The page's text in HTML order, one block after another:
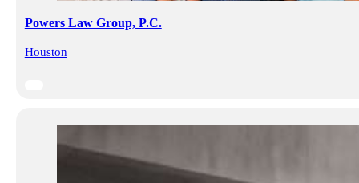
Powers Law Group, P.C.
Houston